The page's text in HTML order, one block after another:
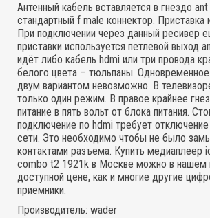
Антенный кабель вставляется в гнездо
стандартный f male коннектор. Приставка
При подключении через данный ресивер
приставки используется петлевой выход
идёт либо кабель hdmi или три провода
белого цвета – тюльпаны.
двум вариантом невозможно. В
только один режим. В правое крайнее
питание в пять вольт от блока питания.
подключение по hdmi требует
сети. Это необходимо чтобы не было
контактами разъема. Купить медиаплеер
combo t2 1921k в Москве можно в нашем
доступной цене, как и многие другие
приемники.
Производитель: wader